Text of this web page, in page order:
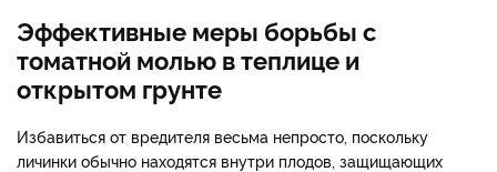
Эффективные меры борьбы с
томатной молью в теплице и
открытом грунте
Избавиться от вредителя весьма непросто, поскольку
личинки обычно находятся внутри плодов, защищающих